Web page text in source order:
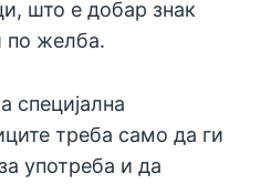
што е добар знак
по желба.
специјална
треба само да ги
употреба и да